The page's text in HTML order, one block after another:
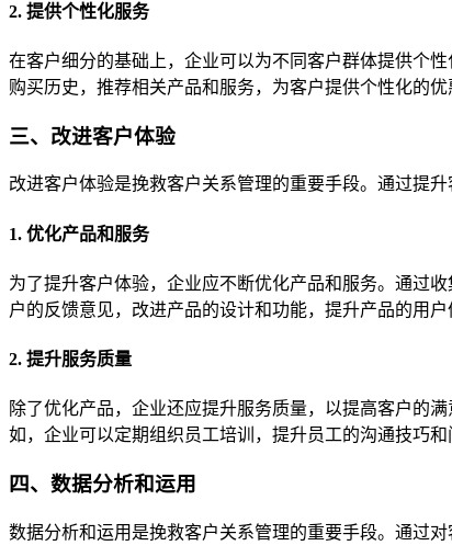
2. 提供个性化服务
在客户细分的基础上，企业可以为不同客户群体提供个
购买历史，推荐相关产品和服务，为客户提供个性化的
三、改进客户体验
改进客户体验是挽救客户关系管理的重要手段。通过提
1. 优化产品和服务
为了提升客户体验，企业应不断优化产品和服务。通过
户的反馈意见，改进产品的设计和功能，提升产品的用户
2. 提升服务质量
除了优化产品，企业还应提升服务质量，以提高客户的
如，企业可以定期组织员工培训，提升员工的沟通技巧
四、数据分析和运用
数据分析和运用是挽救客户关系管理的重要手段。通过